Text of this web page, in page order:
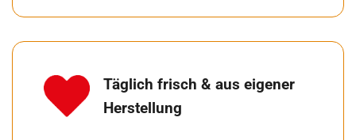
Täglich frisch & aus eigener
Herstellung